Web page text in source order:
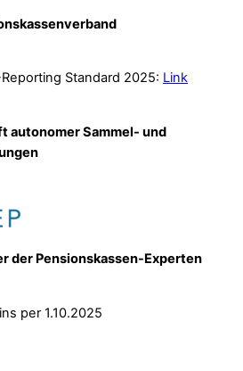
Standard 2025: Link
autonomer Sammel- und
der Pensionskassen-Experten
per 1.10.2025